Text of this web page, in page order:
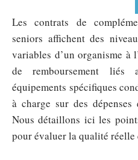
Les contrats de
seniors affichent des
variables d’un organisme à
de remboursement liés
équipements spécifiques
à charge sur des dépenses
Nous détaillons ici les
pour évaluer la qualité